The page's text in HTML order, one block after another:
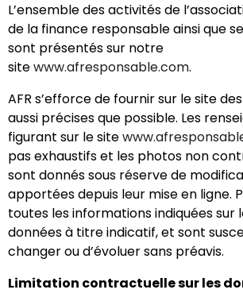
L’ensemble des activités de
de la finance responsable ainsi que
sont présentés sur notre
sitewww.afresponsable.com.
AFR s’efforce de fournir sur le site
aussi précises que possible. Les
figurant sur le site
pas exhaustifs et les photos non
sont donnés sous réserve de
apportées depuis leur mise en ligne.
toutes les informations indiquées sur
données à titre indicatif, et sont
changer ou d’évoluer sans préavis.
Limitation contractuelle sur les